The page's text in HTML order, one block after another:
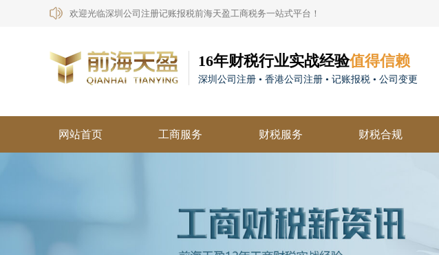
欢迎光临深圳公司注册记账报税前海天盈工商税务一站式平台！
16年财税行业实战经验值得信赖
深圳公司注册 • 香港公司注册 • 记账报税 • 公司变更
网站首页 工商服务 财税服务 财税合规